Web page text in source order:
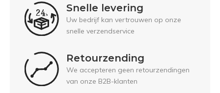
Snelle levering
Uw bedrijf kan vertrouwen op onze
snelle verzendservice
Retourzending
We accepteren geen retourzendingen
van onze B2B-klanten